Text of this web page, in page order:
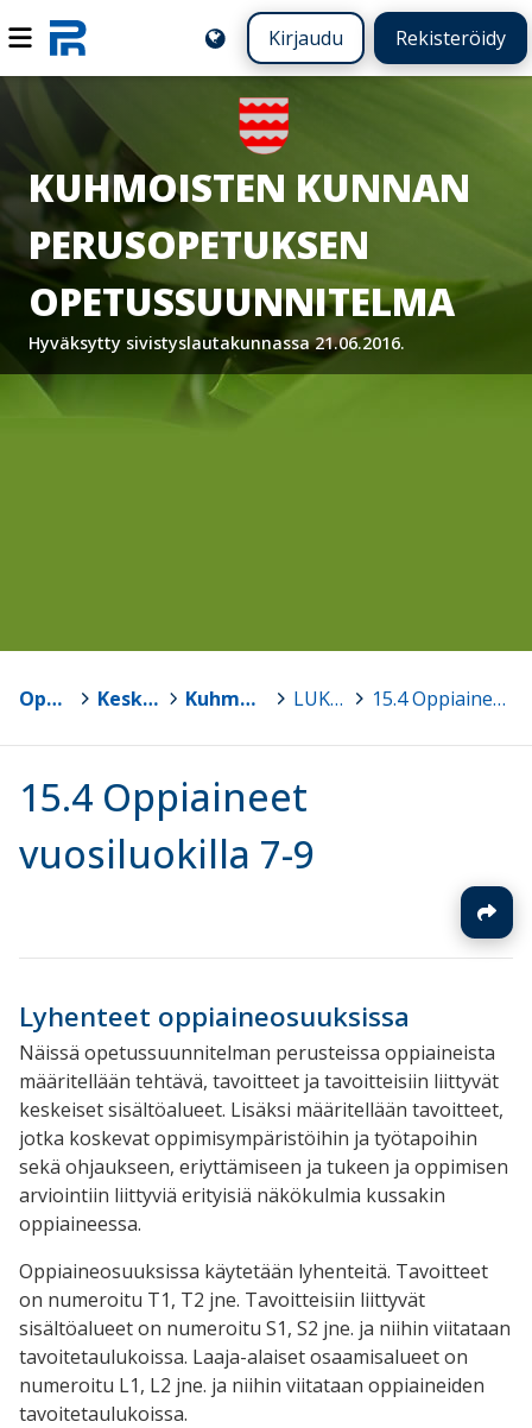
Kirjaudu Rekisteröidy
KUHMOISTEN KUNNAN
PERUSOPETUKSEN
OPETUSSUUNNITELMA
Hyväksytty sivistyslautakunnassa 21.06.2016.
Opetussuunnitelmat Keski-Suomen kuntien opetussuunnitelmat > Kuhmoisten kunnan perusopetuksen opetussuunnitelma > LUKU 15 VUOSILUOKAT 7-9 15.4 Oppiaineet vuosiluokilla 7-9
15.4 Oppiaineet
vuosiluokilla 7-9
Lyhenteet oppiaineosuuksissa
Näissä opetussuunnitelman perusteissa oppiaineista
määritellään tehtävä, tavoitteet ja tavoitteisiin liittyvät
keskeiset sisältöalueet. Lisäksi määritellään tavoitteet,
jotka koskevat oppimisympäristöihin ja työtapoihin
sekä ohjaukseen, eriyttämiseen ja tukeen ja oppimisen
arviointiin liittyviä erityisiä näkökulmia kussakin
oppiaineessa.
Oppiaineosuuksissa käytetään lyhenteitä. Tavoitteet
on numeroitu T1, T2 jne. Tavoitteisiin liittyvät
sisältöalueet on numeroitu S1, S2 jne. ja niihin viitataan
tavoitetaulukoissa. Laaja-alaiset osaamisalueet on
numeroitu L1, L2 jne. ja niihin viitataan oppiaineiden
tavoitetaulukoissa.